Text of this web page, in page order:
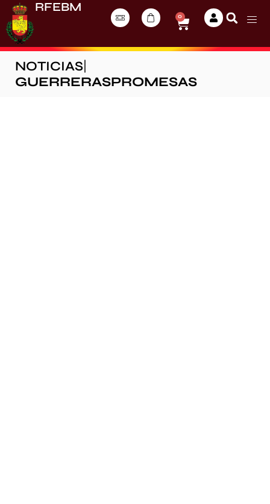
RFEBM
0
NOTICIAS
GUERRERASPROMESAS